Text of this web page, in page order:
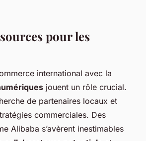
pour les
international avec la
jouent un rôle crucial.
de partenaires locaux et
commerciales. Des
Alibaba s’avèrent inestimables